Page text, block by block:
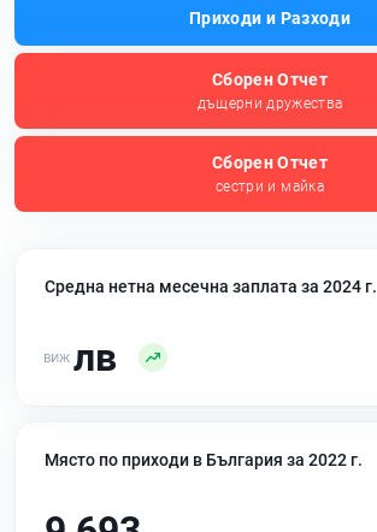
Приходи и Разходи
Сборен Отчет
дъщерни дружества
Сборен Отчет
сестри и майка
Средна нетна месечна заплата за 2024 г.
лв
Място по приходи в България за 2022 г.